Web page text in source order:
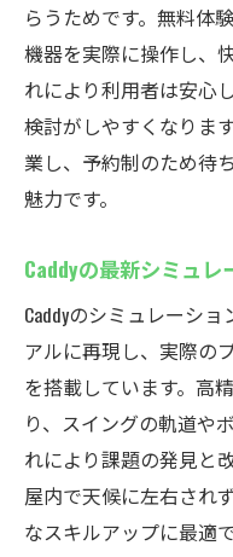
生活
Caddyなら天
能
充実した設
す
厚木のゴル
初心者から上
らうためです。無料体
機器を実際に操作し、
れにより利用者は安心
検討がしやすくなりま
業し、予約制のため待
魅力です。
Caddyの最新シミュ
Caddyのシミュレーシ
アルに再現し、実際の
を搭載しています。高
り、スイングの軌道や
れにより課題の発見と
屋内で天候に左右され
なスキルアップに最適で